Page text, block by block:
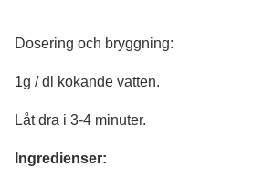
Dosering och bryggning:
1g / dl kokande vatten.
Låt dra i 3-4 minuter.
Ingredienser: